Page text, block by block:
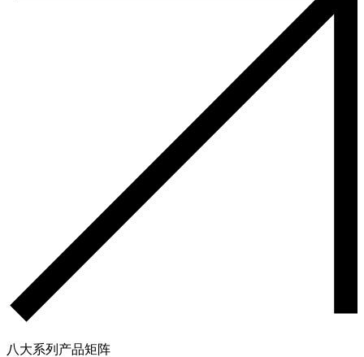
八大系列产品矩阵